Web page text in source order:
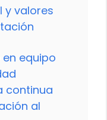
y valores
equipo
continua
al